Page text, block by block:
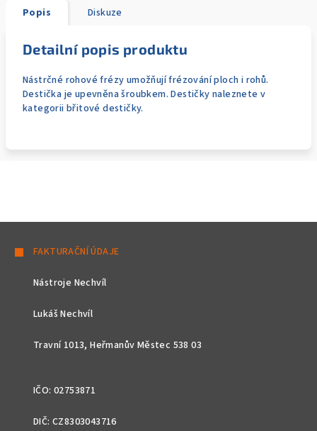
Popis Diskuze
Detailní popis produktu
Nástrčné rohové frézy umožňují frézování ploch i rohů.
Destička je upevněna šroubkem. Destičky naleznete v
kategorii břitové destičky.
FAKTURAČNÍ ÚDAJE
Nástroje Nechvíl
Lukáš Nechvíl
Travní 1013, Heřmanův Městec 538 03
IČO: 02753871
DIČ: CZ8303043716